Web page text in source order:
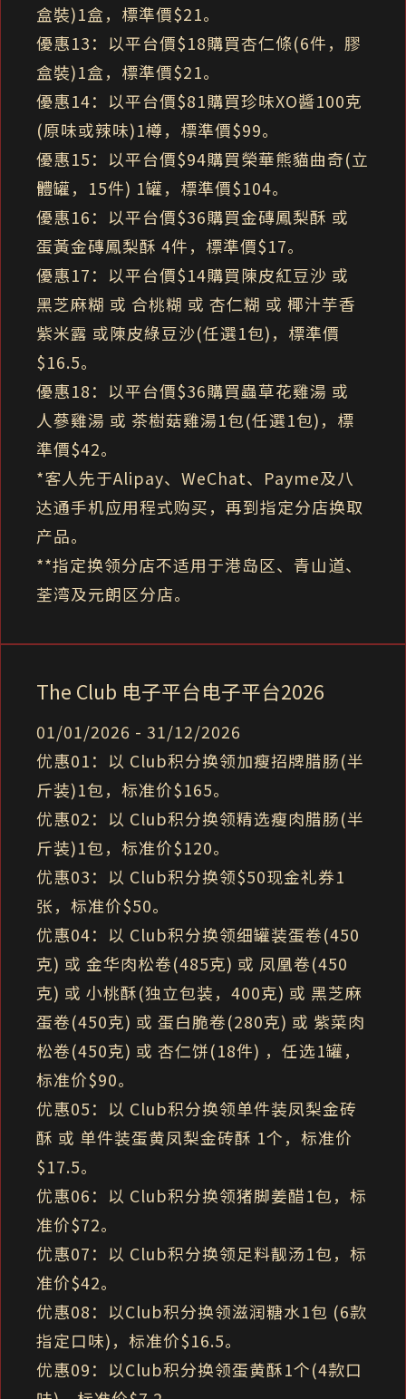
盒裝)1盒，標準價$21。
優惠13：以平台價$18購買杏仁條(6件，膠
盒裝)1盒，標準價$21。
優惠14：以平台價$81購買珍味XO醬100克
(原味或辣味)1樽，標準價$99。
優惠15：以平台價$94購買榮華熊貓曲奇(立
體罐，15件) 1罐，標準價$104。
優惠16：以平台價$36購買金磚鳳梨酥 或
蛋黃金磚鳳梨酥 4件，標準價$17。
優惠17：以平台價$14購買陳皮紅豆沙 或
黑芝麻糊 或 合桃糊 或 杏仁糊 或 椰汁芋香
紫米露 或陳皮綠豆沙(任選1包)，標準價
$16.5。
優惠18：以平台價$36購買蟲草花雞湯 或
人蔘雞湯 或 茶樹菇雞湯1包(任選1包)，標
準價$42。
*客人先于Alipay、WeChat、Payme及八
达通手机应用程式购买，再到指定分店换取
产品。
**指定换领分店不适用于港岛区、青山道、
荃湾及元朗区分店。
The Club 电子平台电子平台2026
01/01/2026 - 31/12/2026
优惠01：以 Club积分换领加瘦招牌腊肠(半
斤装)1包，标准价$165。
优惠02：以 Club积分换领精选瘦肉腊肠(半
斤装)1包，标准价$120。
优惠03：以 Club积分换领$50现金礼券1
张，标准价$50。
优惠04：以 Club积分换领细罐装蛋卷(450
克) 或 金华肉松卷(485克) 或 凤凰卷(450
克) 或 小桃酥(独立包装，400克) 或 黑芝麻
蛋卷(450克) 或 蛋白脆卷(280克) 或 紫菜肉
松卷(450克) 或 杏仁饼(18件) ，任选1罐，
标准价$90。
优惠05：以 Club积分换领单件装凤梨金砖
酥 或 单件装蛋黄凤梨金砖酥 1个，标准价
$17.5。
优惠06：以 Club积分换领猪脚姜醋1包，标
准价$72。
优惠07：以 Club积分换领足料靓汤1包，标
准价$42。
优惠08：以Club积分换领滋润糖水1包 (6款
指定口味)，标准价$16.5。
优惠09：以Club积分换领蛋黄酥1个(4款口